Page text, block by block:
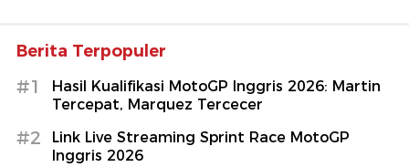
Berita Terpopuler
#1
Hasil Kualifikasi MotoGP Inggris 2026: Martin
Tercepat, Marquez Tercecer
#2
Link Live Streaming Sprint Race MotoGP
Inggris 2026